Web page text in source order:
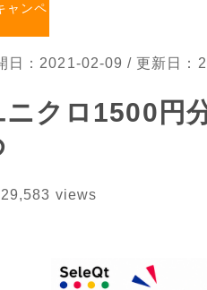
ャンペ
日：2021-02-09 / 更新日：
ニクロ1500円
29,583 views